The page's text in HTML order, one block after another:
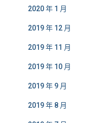
2020 年 1 月
2019 年 12 月
2019 年 11 月
2019 年 10 月
2019 年 9 月
2019 年 8 月